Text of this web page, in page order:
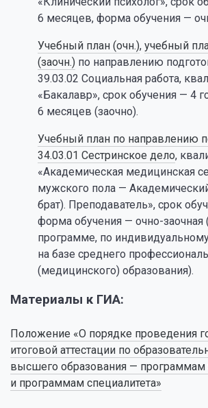
6 месяцев, форма обучения —
Учебный план (очн.), учебный
(заочн.) по направлению
39.03.02 Социальная работа,
«Бакалавр», срок обучения — 4
6 месяцев (заочно).
Учебный план по направлению
34.03.01 Сестринское дело,
«Академическая медицинская
мужского пола —
брат). Преподаватель», срок
форма обучения — очно-заочная
программе, по
на базе среднего
(медицинского) образования).
Материалы к ГИА:
Положение «О порядке проведения
итоговой аттестации по
высшего образования — программам
и программам специалитета»